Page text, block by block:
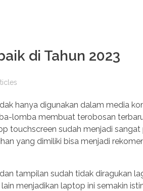
di Tahun 2023
hanya digunakan dalam media
lomba membuat terobosan
touchscreen sudah menjadi
yang dimiliki bisa menjadi
tampilan sudah tidak diragukan
menjadikan laptop ini semakin